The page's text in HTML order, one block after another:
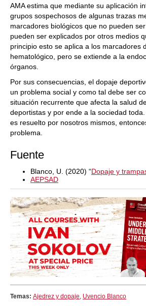
AMA estima que mediante su aplicación
grupos sospechosos de algunas trazas
marcadores biológicos que no pueden
pueden ser explicados por otros medios
principio esto se aplica a los marcadores
hematológico, pero se extiende a la
órganos.
Por sus consecuencias, el dopaje
un problema social y como tal debe ser
situación recurrente que afecta la salud
deportistas y por ende a la sociedad
es resuelto por nosotros mismos,
problema.
Fuente
Blanco, U. (2020) “Dopaje y
AEPSAD
Temas: Ajedrez y dopaje, Uvencio Blanco